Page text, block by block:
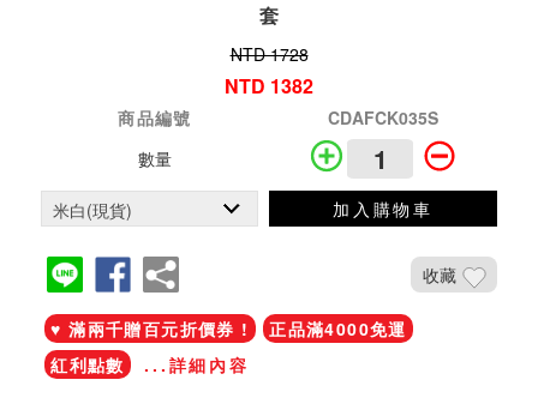
套
NTD 1728
NTD 1382
商品編號
CDAFCK035S
數量
加入購物車
收藏
♥ 滿兩千贈百元折價券 !
正品滿4000免運
紅利點數
...詳細內容